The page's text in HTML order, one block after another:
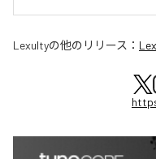
Lexultyの他のリリース：